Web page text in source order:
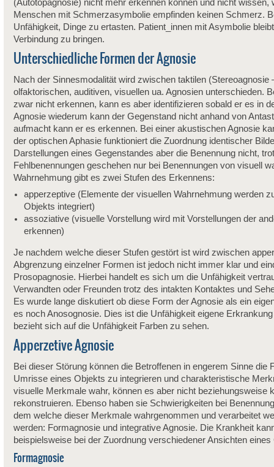
(Autotopagnosie) nicht mehr erkennen können und nicht
Menschen mit Schmerzasymbolie empfinden keinen Schmerz.
Unfähigkeit, Dinge zu ertasten. Patient_innen mit Asymbolie
Verbindung zu bringen.
Unterschiedliche Formen der Agnosie
Nach der Sinnesmodalität wird zwischen taktilen
olfaktorischen, auditiven, visuellen ua. Agnosien unterschieden.
zwar nicht erkennen, kann es aber identifizieren sobald er es in
Agnosie wiederum kann der Gegenstand nicht anhand von
aufmacht kann er es erkennen. Bei einer akustischen Agnosie
der optischen Aphasie funktioniert die Zuordnung identischer
Darstellungen eines Gegenstandes aber die Benennung nicht,
Fehlbenennungen geschehen nur bei Benennungen von visuell
Wahrnehmung gibt es zwei Stufen des Erkennens:
apperzeptive (Elemente der visuellen Wahrnehmung werden
Objekts integriert)
assoziative (visuelle Vorstellung wird mit Vorstellungen der
erkennen)
Je nachdem welche dieser Stufen gestört ist wird zwischen
Abgrenzung einzelner Formen ist jedoch nicht immer klar und
Prosopagnosie. Hierbei handelt es sich um die Unfähigkeit
Verwandten oder Freunden trotz des intakten Kontaktes und
Es wurde lange diskutiert ob diese Form der Agnosie als ein
es noch Anosognosie. Dies ist die Unfähigkeit eigene
bezieht sich auf die Unfähigkeit Farben zu sehen.
Apperzetive Agnosie
Bei dieser Störung können die Betroffenen in engerem Sinne
Umrisse eines Objekts zu integrieren und charakteristische
visuelle Merkmale wahr, können es aber nicht
rekonstruieren. Ebenso haben sie Schwierigkeiten bei
dem welche dieser Merkmale wahrgenommen und verarbeitet
werden: Formagnosie und integrative Agnosie. Die Krankheit
beispielsweise bei der Zuordnung verschiedener Ansichten
Formagnosie